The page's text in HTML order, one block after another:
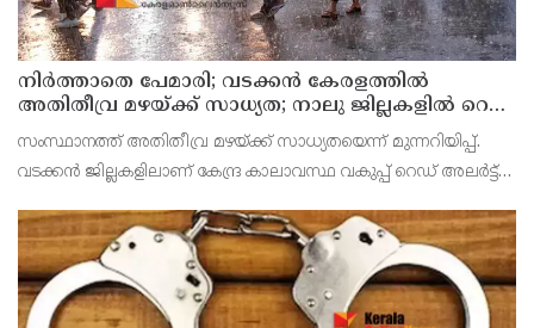
നിർത്താതെ പേമാരി; വടക്കന്‍ കേരളത്തില്‍
അതിതീവ്ര മഴയ്ക്ക് സാധ്യത; നാലു ജില്ലകളില്‍ റെഡ്
സംസ്ഥാനത്ത് അതിതീവ്ര മഴയ്ക്ക് സാധ്യതയെന്ന് മുന്നറിയിപ്പ്.
വടക്കന്‍ ജില്ലകളിലാണ് കേന്ദ്ര കാലാവസ്ഥ വകുപ്പ് റെഡ് അലര്‍ട്ട്
ജില്ലകളിലാണ് അതിതീവ്